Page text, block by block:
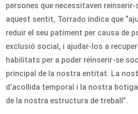
persones que necessitaven
aquest sentit, Torrado indica que
reduir el seu patiment per causa de
exclusió social, i ajudar-los a
habilitats per a poder reinserir-se
principal de la nostra entitat. La
d’acollida temporal i la nostra
de la nostra estructura de treball”.